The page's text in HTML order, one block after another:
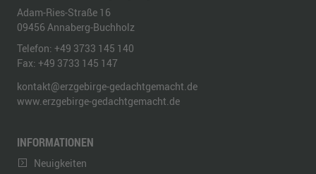
Adam-Ries-Straße 16
09456 Annaberg-Buchholz
Telefon: +49 3733 145 140
Fax: +49 3733 145 147
kontakt@erzgebirge-gedachtgemacht.de
www.erzgebirge-gedachtgemacht.de
INFORMATIONEN
Neuigkeiten